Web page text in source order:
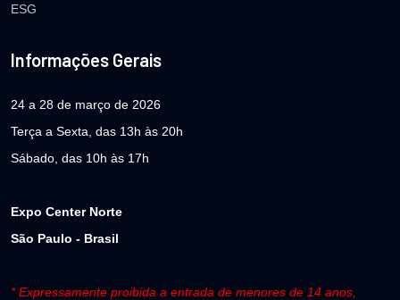
ESG
Informações Gerais
24 a 28 de março de 2026
Terça a Sexta, das 13h às 20h
Sábado, das 10h às 17h
Expo Center Norte
São Paulo - Brasil
* Expressamente proibida a entrada de menores de 14 anos,